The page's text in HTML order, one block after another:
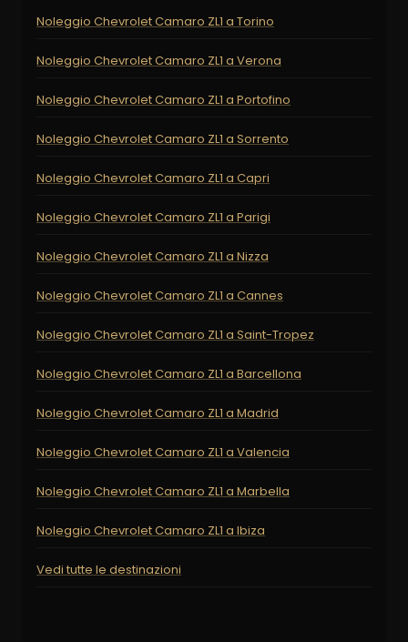
Noleggio Chevrolet Camaro ZL1 a Torino
Noleggio Chevrolet Camaro ZL1 a Verona
Noleggio Chevrolet Camaro ZL1 a Portofino
Noleggio Chevrolet Camaro ZL1 a Sorrento
Noleggio Chevrolet Camaro ZL1 a Capri
Noleggio Chevrolet Camaro ZL1 a Parigi
Noleggio Chevrolet Camaro ZL1 a Nizza
Noleggio Chevrolet Camaro ZL1 a Cannes
Noleggio Chevrolet Camaro ZL1 a Saint-Tropez
Noleggio Chevrolet Camaro ZL1 a Barcellona
Noleggio Chevrolet Camaro ZL1 a Madrid
Noleggio Chevrolet Camaro ZL1 a Valencia
Noleggio Chevrolet Camaro ZL1 a Marbella
Noleggio Chevrolet Camaro ZL1 a Ibiza
Vedi tutte le destinazioni